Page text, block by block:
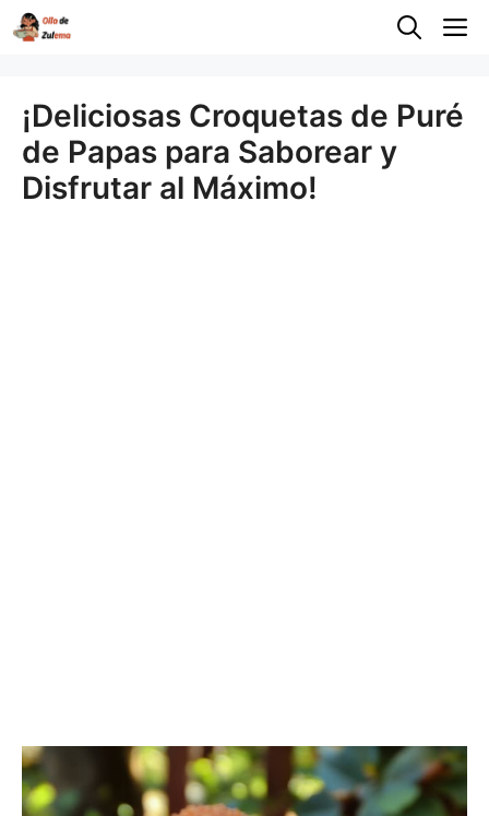
Saltar
¡Deliciosas Croquetas de Puré
de Papas para Saborear y
Disfrutar al Máximo!